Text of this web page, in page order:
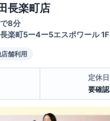
長楽町店
8分
楽町5ー4ー5エスポワール 1F
舗利用
定休日
要確認